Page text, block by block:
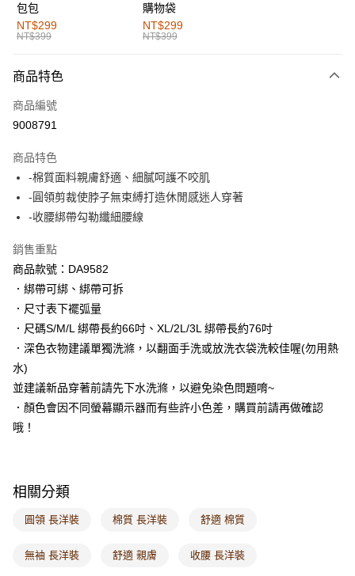
全家取貨付款
每筆NT$60，滿NT$1,000(含以上)免運費
付款後全家取貨
萊爾富取貨付款
付款後萊爾富取貨
每筆NT$60，滿NT$1,000(含以上)免運費
7-11取貨付款
每筆NT$60，滿NT$1,000(含以上)免運費
付款後7-11取貨
每筆NT$60，滿NT$1,000(含以上)免運費
宅配
每筆NT$120，滿NT$1,000(含以上)免運費
付款後門市自取
每筆NT$60，滿NT$1,000(含以上)免運費
海外配送-港/澳/新/馬/泰國專屬
海外配送-歐美地區
包包
NT$299
NT$399
購物袋
NT$299
NT$399
商品特色
商品編號
9008791
商品特色
-棉質面料親膚舒適、細膩呵護不咬肌
-圓領剪裁使脖子無束縛打造休閒感迷人穿著
-收腰綁帶勾勒纖細腰線
銷售重點
商品款號：DA9582
．綁帶可綁、綁帶可拆
．尺寸表下襬弧量
．尺碼S/M/L 綁帶長約66吋、XL/2L/3L 綁帶長約76吋
．深色衣物建議單獨洗滌，以翻面手洗或放洗衣袋洗較佳喔(勿用熱
水)
並建議新品穿著前請先下水洗滌，以避免染色問題唷~
．顏色會因不同螢幕顯示器而有些許小色差，購買前請再做確認
哦！
相關分類
圓領 長洋裝 棉質 長洋裝 舒適 棉質
無袖 長洋裝 舒適 親膚 收腰 長洋裝